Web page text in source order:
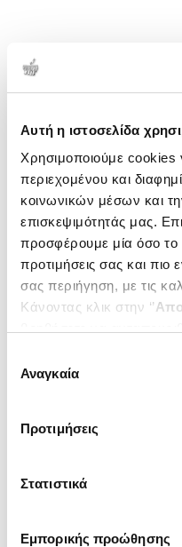
Αυτή η ιστοσελίδα
Χρησιμοποιούμε cookies
περιεχομένου και
κοινωνικών μέσων και
επισκεψιμότητάς μας.
προσφέρουμε μία όσο το
προτιμήσεις σας και πιο
σας περιήγηση, με τις
Κάνοντας κλικ στην ‘’
ενδιαφέρουν και να
συγκατάθεσης
Αναγκαία
Προτιμήσεις
Στατιστικά
Εμπορικής προώθησης